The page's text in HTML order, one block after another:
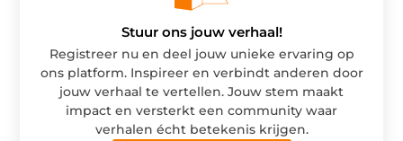
Stuur ons jouw verhaal!
Registreer nu en deel jouw unieke ervaring op
ons platform. Inspireer en verbindt anderen door
jouw verhaal te vertellen. Jouw stem maakt
impact en versterkt een community waar
verhalen écht betekenis krijgen.